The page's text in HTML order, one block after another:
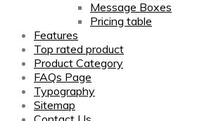
Message Boxes
Pricing table
Features
Top rated product
Product Category
FAQs Page
Typography
Sitemap